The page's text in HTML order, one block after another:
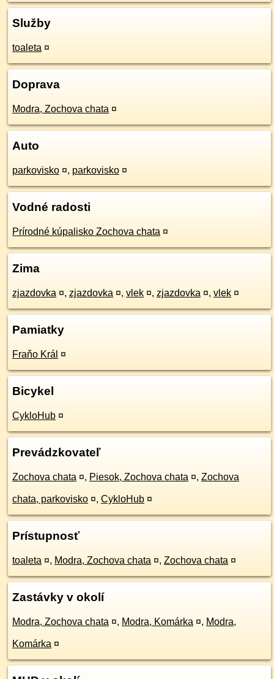
Služby
toaleta ¤
Doprava
Modra, Zochova chata ¤
Auto
parkovisko ¤, parkovisko ¤
Vodné radosti
Prírodné kúpalisko Zochova chata ¤
Zima
zjazdovka ¤, zjazdovka ¤, vlek ¤, zjazdovka ¤, vlek ¤
Pamiatky
Fraňo Král ¤
Bicykel
CykloHub ¤
Prevádzkovateľ
Zochova chata ¤, Piesok, Zochova chata ¤, Zochova
chata, parkovisko ¤, CykloHub ¤
Prístupnosť
toaleta ¤, Modra, Zochova chata ¤, Zochova chata ¤
Zastávky v okolí
Modra, Zochova chata ¤, Modra, Komárka ¤, Modra,
Komárka ¤